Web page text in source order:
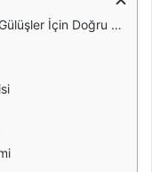
İçin Doğru Adres